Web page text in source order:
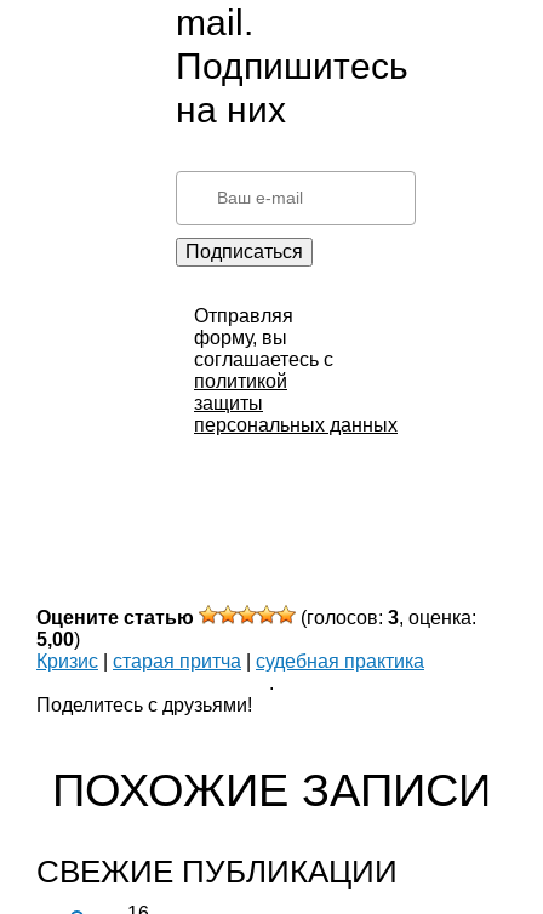
mail.
Подпишитесь
на них
Подписаться
Отправляя
форму, вы
соглашаетесь с
политикой
защиты
персональных данных
Оцените статью (голосов: 3, оценка:
5,00)
Кризис
старая притча
судебная практика
.
Поделитесь с друзьями!
ПОХОЖИЕ ЗАПИСИ
СВЕЖИЕ ПУБЛИКАЦИИ